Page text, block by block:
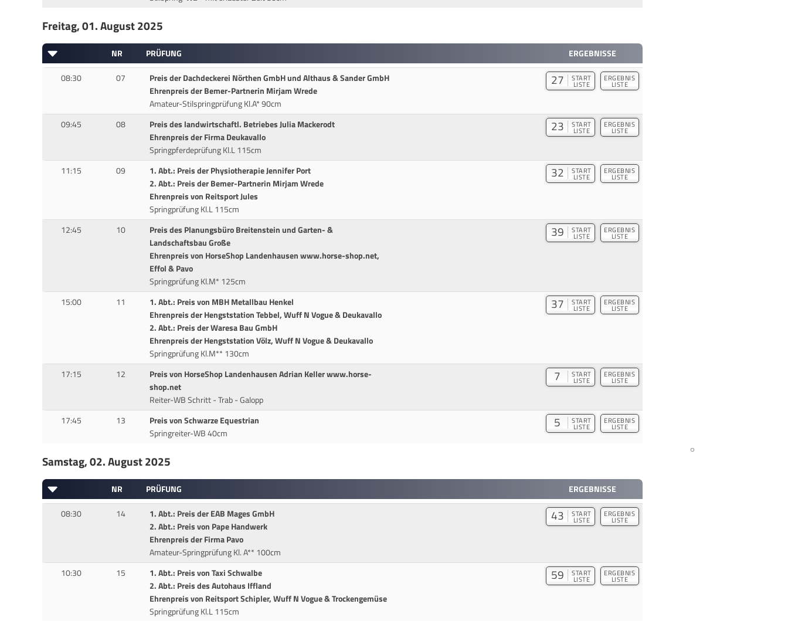
Freitag, 01. August 2025
NR PRÜFUNG
ERGEBNISSE
08:30
07
Preis der Dachdeckerei Nörthen GmbH und Althaus & Sander GmbH
Ehrenpreis der Bemer-Partnerin Mirjam Wrede
Amateur-Stilspringprüfung Kl.A* 90cm
27 START
LISTE
ERGEBNIS
LISTE
09:45 08
Preis des landwirtschaftl. Betriebes Julia Mackerodt
Ehrenpreis der Firma Deukavallo
Springpferdeprüfung Kl.L 115cm
23 START
LISTE
ERGEBNIS
LISTE
11:15 09
1. Abt.: Preis der Physiotherapie Jennifer Port
2. Abt.: Preis der Bemer-Partnerin Mirjam Wrede
Ehrenpreis von Reitsport Jules
Springprüfung Kl.L 115cm
32 START
LISTE
ERGEBNIS
LISTE
12:45 10
Preis des Planungsbüro Breitenstein und Garten- &
Landschaftsbau Große
Ehrenpreis von HorseShop Landenhausen www.horse-shop.net,
Effol & Pavo
Springprüfung Kl.M* 125cm
39 START
LISTE
ERGEBNIS
LISTE
15:00 11
1. Abt.: Preis von MBH Metallbau Henkel
Ehrenpreis der Hengststation Tebbel, Wuff N Vogue & Deukavallo
2. Abt.: Preis der Waresa Bau GmbH
Ehrenpreis der Hengststation Völz, Wuff N Vogue & Deukavallo
Springprüfung Kl.M** 130cm
37 START
LISTE
ERGEBNIS
LISTE
17:15 12
Preis von HorseShop Landenhausen Adrian Keller www.horse-
shop.net
Reiter-WB Schritt - Trab - Galopp
7 START
LISTE
ERGEBNIS
LISTE
17:45 13
Preis von Schwarze Equestrian
Springreiter-WB 40cm
5 START
LISTE
ERGEBNIS
LISTE
Samstag, 02. August 2025
NR PRÜFUNG
ERGEBNISSE
08:30
14
1. Abt.: Preis der EAB Mages GmbH
2. Abt.: Preis von Pape Handwerk
Ehrenpreis der Firma Pavo
Amateur-Springprüfung Kl. A** 100cm
43 START
LISTE
ERGEBNIS
LISTE
10:30 15
1. Abt.: Preis von Taxi Schwalbe
2. Abt.: Preis des Autohaus Iffland
Ehrenpreis von Reitsport Schipler, Wuff N Vogue & Trockengemüse
Springprüfung Kl.L 115cm
59 START
LISTE
ERGEBNIS
LISTE